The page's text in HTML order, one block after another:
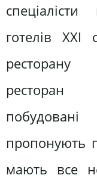
готелів XXI
ресторану
ресторан
пропонують
мають все